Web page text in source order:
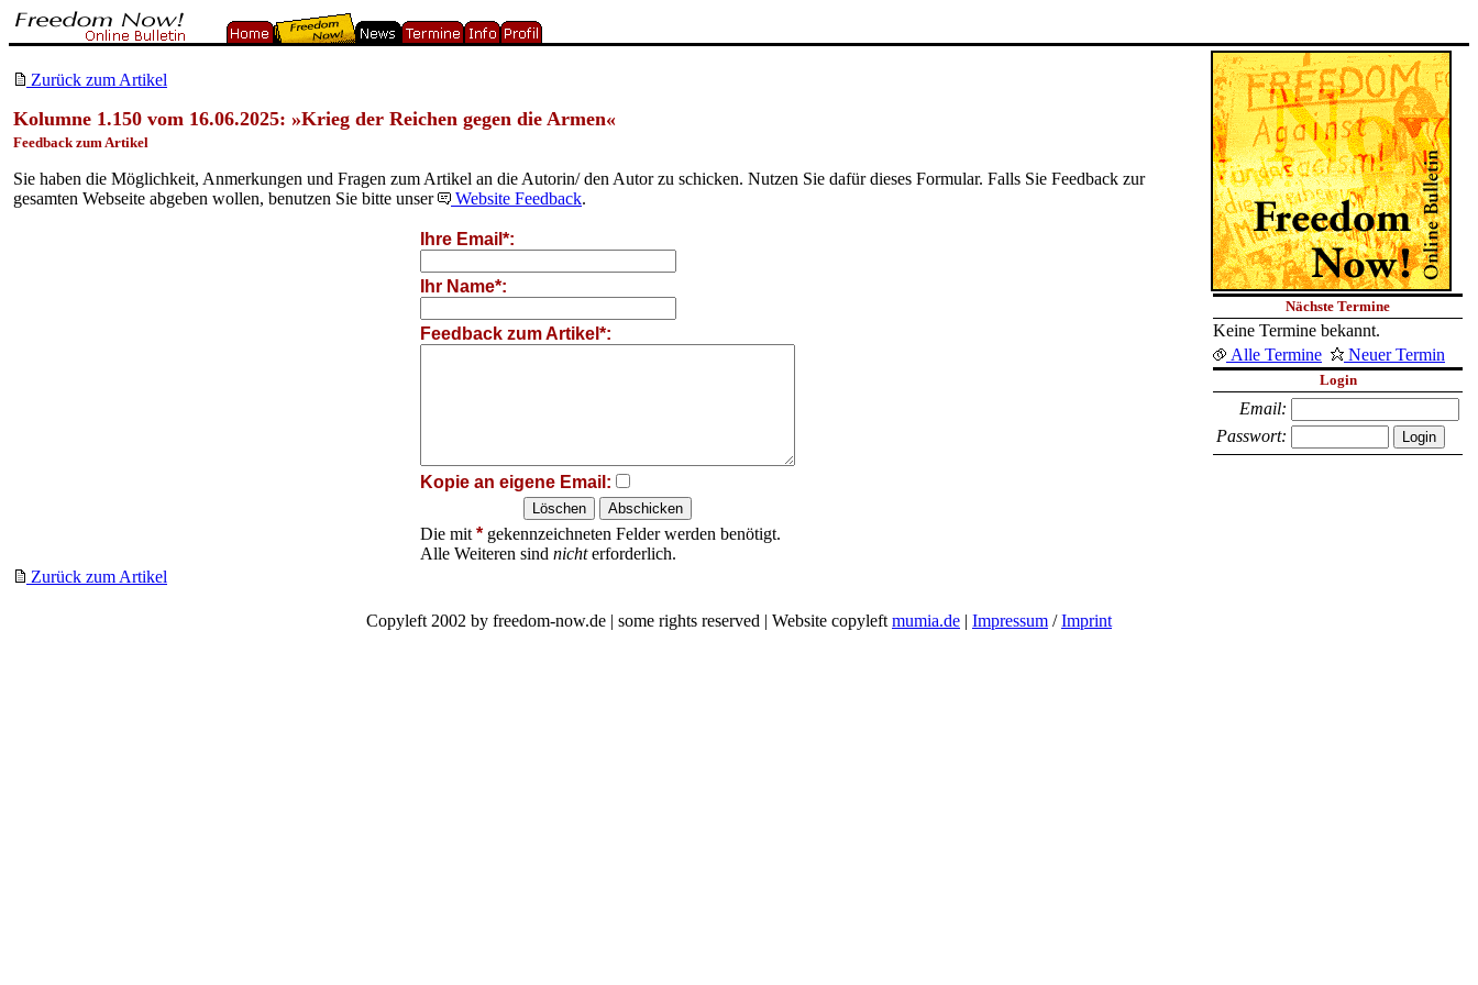
Zurück zum Artikel
Kolumne 1.150 vom 16.06.2025: »Krieg der Reichen gegen die Armen«
Feedback zum Artikel
Sie haben die Möglichkeit, Anmerkungen und Fragen zum Artikel an die Autorin/ den Autor zu schicken. Nutzen Sie dafür dieses Formular. Falls Sie Feedback zur
gesamten Webseite abgeben wollen, benutzen Sie bitte unser
Website Feedback.
Ihre Email*:
Ihr Name*:
Feedback zum Artikel*:
Kopie an eigene Email:
Die mit *gekennzeichneten Felder werden benötigt.
Alle Weiteren sind nichterforderlich.
Zurück zum Artikel
Nächste Termine
Keine Termine bekannt.
Alle Termine
Neuer Termin
Login
Email:
Passwort:
Copyleft 2002 by freedom-now.de | some rights reserved | Website copyleft mumia.de | Impressum /Imprint